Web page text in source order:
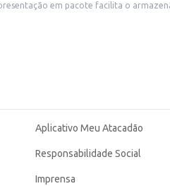
do tempo de preparo e
Aplicativo Meu Atacadão
Responsabilidade Social
Imprensa